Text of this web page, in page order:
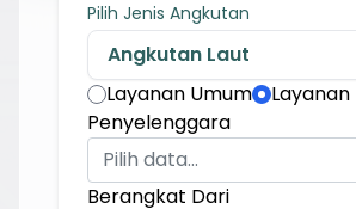
Pilih Jenis Angkutan
Layanan Umum
Layanan
Penyelenggara
Pilih data...
Berangkat Dari